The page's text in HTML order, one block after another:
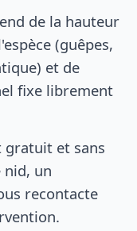
de la hauteur
(guêpes,
et de
fixe librement
gratuit et sans
nid, un
recontacte